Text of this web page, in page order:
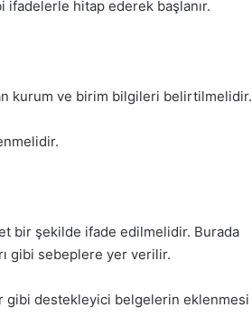
ifadelerle hitap ederek başlanır.
kurum ve birim bilgileri belirtilmelidir.
bir şekilde ifade edilmelidir. Burada
gibi sebeplere yer verilir.
gibi destekleyici belgelerin eklenmesi